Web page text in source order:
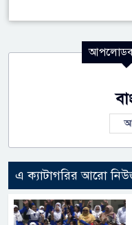
এ ক্যাটাগরির আরো